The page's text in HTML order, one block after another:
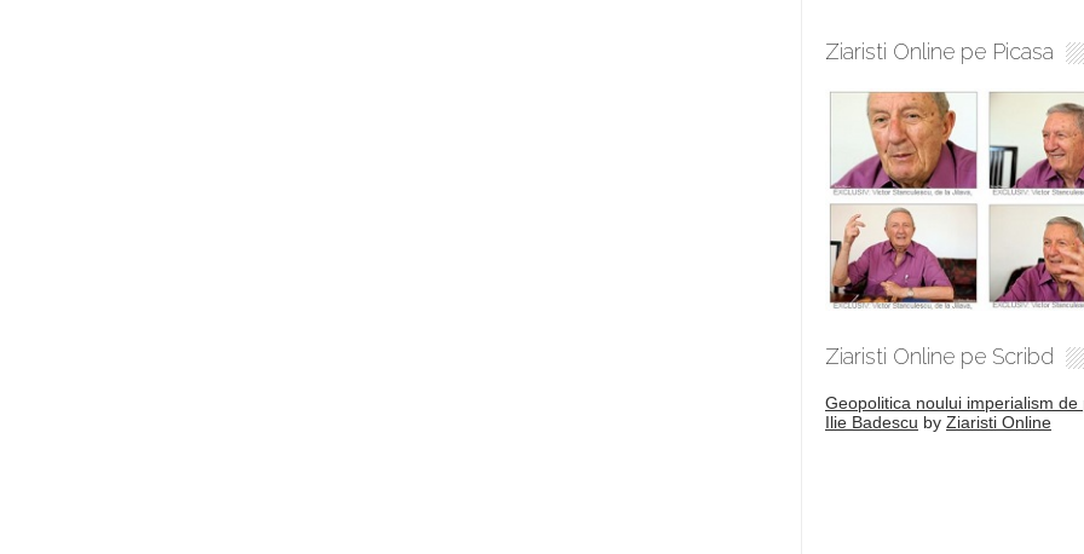
Ziaristi Online pe Picasa
Ziaristi Online pe Scribd
Geopolitica noului imperialism de
Ilie Badescu by Ziaristi Online